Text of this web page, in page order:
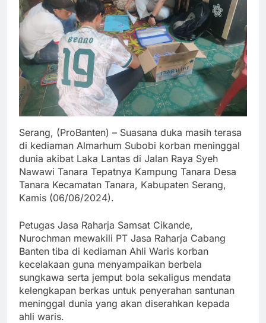
Serang, (ProBanten) – Suasana duka masih terasa
di kediaman Almarhum Subobi korban meninggal
dunia akibat Laka Lantas di Jalan Raya Syeh
Nawawi Tanara Tepatnya Kampung Tanara Desa
Tanara Kecamatan Tanara, Kabupaten Serang,
Kamis (06/06/2024).
Petugas Jasa Raharja Samsat Cikande,
Nurochman mewakili PT Jasa Raharja Cabang
Banten tiba di kediaman Ahli Waris korban
kecelakaan guna menyampaikan berbela
sungkawa serta jemput bola sekaligus mendata
kelengkapan berkas untuk penyerahan santunan
meninggal dunia yang akan diserahkan kepada
ahli waris.